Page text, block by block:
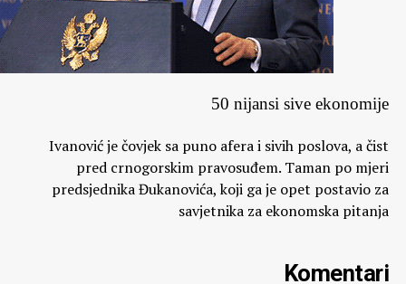
KAMPERI OTKRILI ULCINJ:
Veća zarada od kampa nego od hotela (Mustafa Canka)
Pošto fizibiliti stidija (Tufik Softić)
PORUKE NEMIRA U FRANCUSKOJ:
Klasna borba davedest prvom vijeku (Milan Bošković)
MARINKO PEJIĆ, PREDSJEDNIK HRVATSKOG
50 nijansi sive ekonomije
Ivanović je čovjek sa puno afera i sivih poslova, a čist
pred crnogorskim pravosuđem. Taman po mjeri
predsjednika Đukanovića, koji ga je opet postavio za
savjetnika za ekonomska pitanja
Komentari